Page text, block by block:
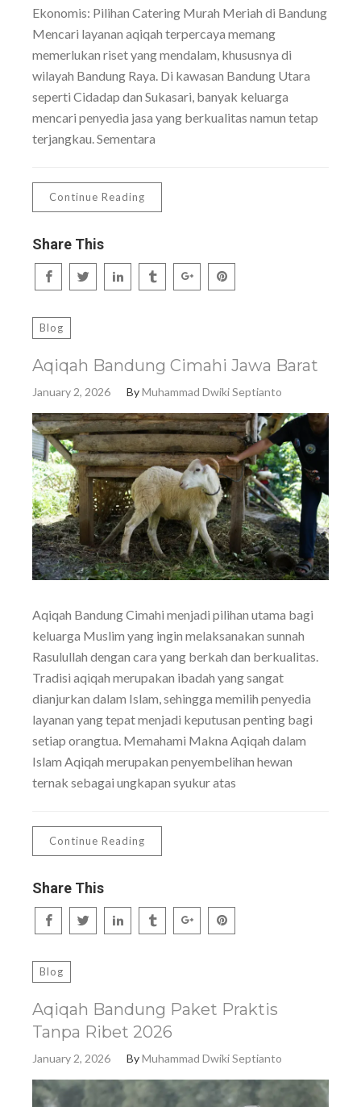
Ekonomis: Pilihan Catering Murah Meriah di Bandung
Mencari layanan aqiqah terpercaya memang
memerlukan riset yang mendalam, khususnya di
wilayah Bandung Raya. Di kawasan Bandung Utara
seperti Cidadap dan Sukasari, banyak keluarga
mencari penyedia jasa yang berkualitas namun tetap
terjangkau. Sementara
Continue Reading
Share This
Blog
Aqiqah Bandung Cimahi Jawa Barat
January 2, 2026 ByMuhammad Dwiki Septianto
Aqiqah Bandung Cimahi menjadi pilihan utama bagi
keluarga Muslim yang ingin melaksanakan sunnah
Rasulullah dengan cara yang berkah dan berkualitas.
Tradisi aqiqah merupakan ibadah yang sangat
dianjurkan dalam Islam, sehingga memilih penyedia
layanan yang tepat menjadi keputusan penting bagi
setiap orangtua. Memahami Makna Aqiqah dalam
Islam Aqiqah merupakan penyembelihan hewan
ternak sebagai ungkapan syukur atas
Continue Reading
Share This
Blog
Aqiqah Bandung Paket Praktis
Tanpa Ribet 2026
January 2, 2026 ByMuhammad Dwiki Septianto